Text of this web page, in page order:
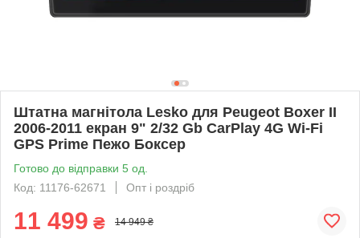
Штатна магнітола Lesko для Peugeot Boxer II
2006-2011 екран 9" 2/32 Gb CarPlay 4G Wi-Fi
GPS Prime Пежо Боксер
Готово до відправки 5 од.
Код: 11176-62671
Опт і роздріб
11 499 ₴ 14 949 ₴